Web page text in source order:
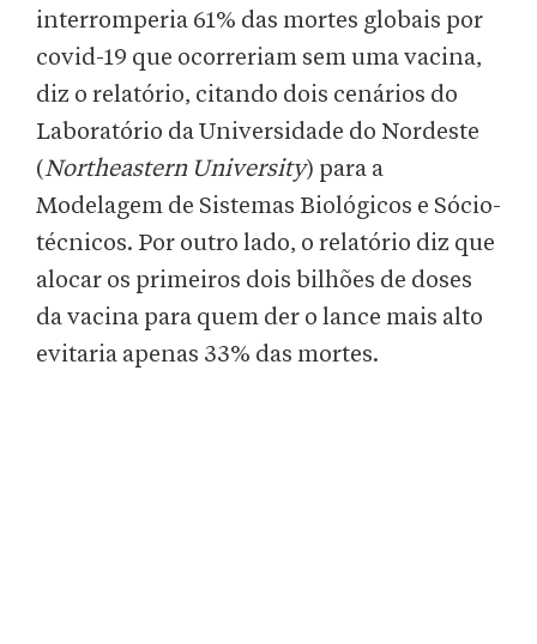
interromperia 61% das mortes globais por
covid-19 que ocorreriam sem uma vacina,
diz o relatório, citando dois cenários do
Laboratório da Universidade do Nordeste
(Northeastern University) para a
Modelagem de Sistemas Biológicos e Sócio-
técnicos. Por outro lado, o relatório diz que
alocar os primeiros dois bilhões de doses
da vacina para quem der o lance mais alto
evitaria apenas 33% das mortes.